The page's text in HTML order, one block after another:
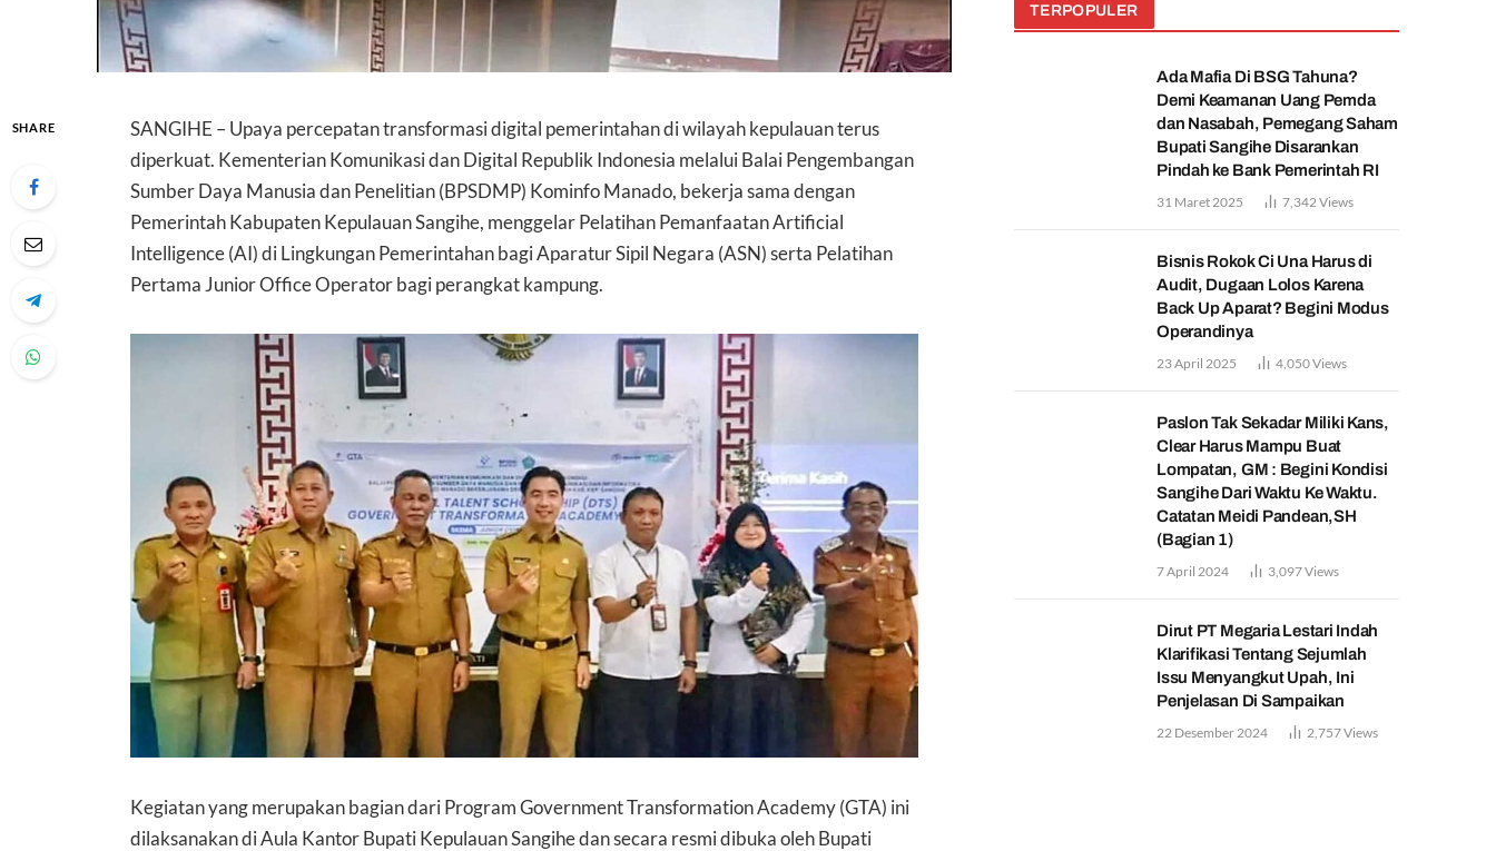
SHARE
SANGIHE – Upaya percepatan transformasi digital pemerintahan di wilayah kepulauan terus
diperkuat. Kementerian Komunikasi dan Digital Republik Indonesia melalui Balai Pengembangan
Sumber Daya Manusia dan Penelitian (BPSDMP) Kominfo Manado, bekerja sama dengan
Pemerintah Kabupaten Kepulauan Sangihe, menggelar Pelatihan Pemanfaatan Artificial
Intelligence (AI) di Lingkungan Pemerintahan bagi Aparatur Sipil Negara (ASN) serta Pelatihan
Pertama Junior Office Operator bagi perangkat kampung.
Kegiatan yang merupakan bagian dari Program Government Transformation Academy (GTA) ini
dilaksanakan di Aula Kantor Bupati Kepulauan Sangihe dan secara resmi dibuka oleh Bupati
TERPOPULER
Ada Mafia Di BSG Tahuna?
Demi Keamanan Uang Pemda
dan Nasabah, Pemegang Saham
Bupati Sangihe Disarankan
Pindah ke Bank Pemerintah RI
31 Maret 2025 7,342 Views
Bisnis Rokok Ci Una Harus di
Audit, Dugaan Lolos Karena
Back Up Aparat? Begini Modus
Operandinya
23 April 2025 4,050Views
Paslon Tak Sekadar Miliki Kans,
Clear Harus Mampu Buat
Lompatan, GM : Begini Kondisi
Sangihe Dari Waktu Ke Waktu.
Catatan Meidi Pandean,SH
(Bagian 1)
7 April 2024 3,097Views
Dirut PT Megaria Lestari Indah
Klarifikasi Tentang Sejumlah
Issu Menyangkut Upah, Ini
Penjelasan Di Sampaikan
22 Desember 2024 2,757Views